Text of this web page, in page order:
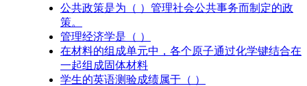
公共政策是为（ ）管理社会公共事务而制定的政
策。
管理经济学是（ ）
在材料的组成单元中，各个原子通过化学键结合在
一起组成固体材料
学生的英语测验成绩属于（ ）